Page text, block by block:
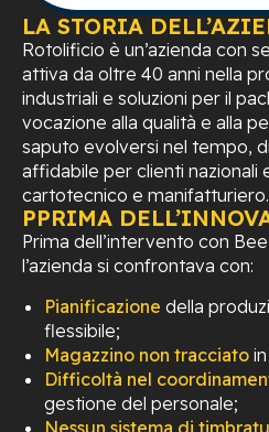
LA STORIA
Rotolificio è un’azienda con
attiva da oltre 40 anni nella
industriali e soluzioni per il
vocazione alla qualità e alla
saputo evolversi nel tempo,
affidabile per clienti nazionali
cartotecnico e manifatturiero.
PPRIMA
Prima dell’intervento con
l’azienda si confrontava con:
Pianificazione della
flessibile;
Magazzino non tracciato
Difficoltà nel
gestione del personale;